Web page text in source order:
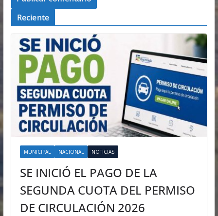
Reciente
MUNICIPAL NACIONAL NOTICIAS
SE INICIÓ EL PAGO DE LA
SEGUNDA CUOTA DEL PERMISO
DE CIRCULACIÓN 2026